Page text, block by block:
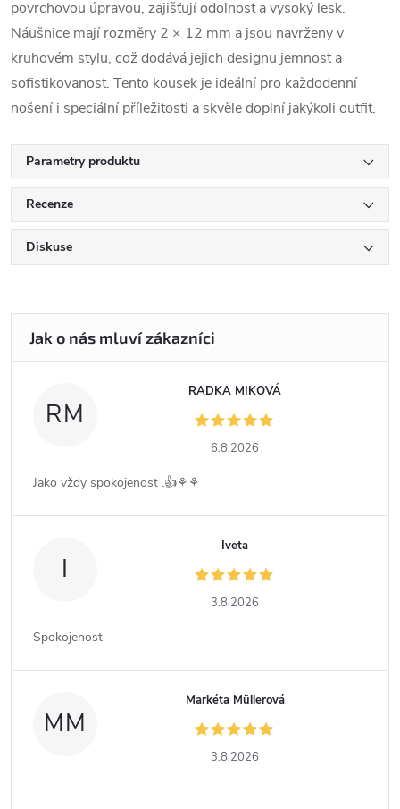
povrchovou úpravou, zajišťují odolnost a vysoký lesk.
Náušnice mají rozměry 2 × 12 mm a jsou navrženy v
kruhovém stylu, což dodává jejich designu jemnost a
sofistikovanost. Tento kousek je ideální pro každodenní
nošení i speciální příležitosti a skvěle doplní jakýkoli outfit.
Parametry produktu
Recenze
Diskuse
RM
RADKA MIKOVÁ
6.8.2026
Jako vždy spokojenost .👍⚘️⚘️
I
Iveta
3.8.2026
Spokojenost
MM
Markéta Müllerová
3.8.2026